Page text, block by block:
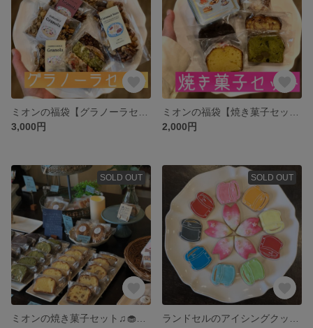
3,000円
2,000円
SOLD OUT SOLD OUT